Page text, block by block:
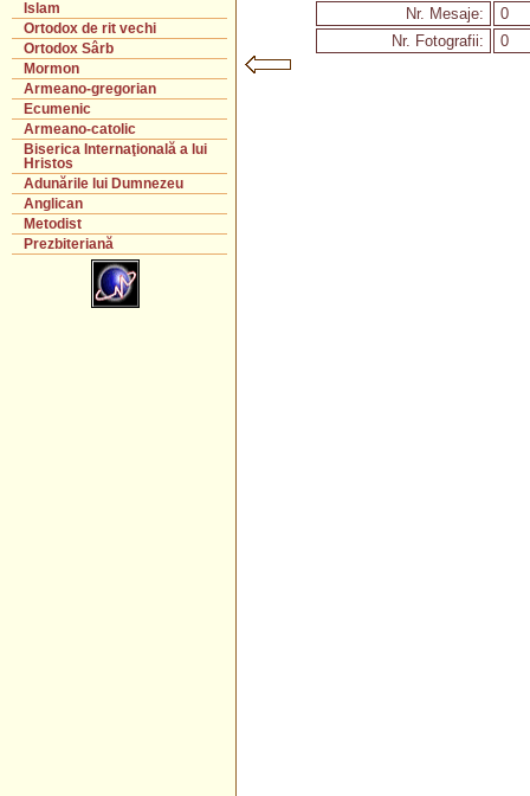
Islam
Ortodox de rit vechi
Ortodox Sârb
Mormon
Armeano-gregorian
Ecumenic
Armeano-catolic
Biserica Internaţională a lui
Hristos
Adunările lui Dumnezeu
Anglican
Metodist
Prezbiteriană
Nr. Mesaje:
0
Nr. Fotografii:
0